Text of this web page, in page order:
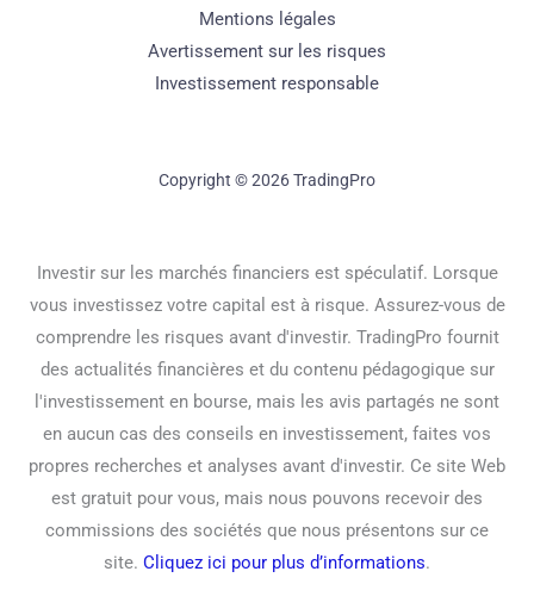
Mentions légales
Avertissement sur les risques
Investissement responsable
Copyright © 2026 TradingPro
Investir sur les marchés financiers est spéculatif. Lorsque
vous investissez votre capital est à risque. Assurez-vous de
comprendre les risques avant d'investir. TradingPro fournit
des actualités financières et du contenu pédagogique sur
l'investissement en bourse, mais les avis partagés ne sont
en aucun cas des conseils en investissement, faites vos
propres recherches et analyses avant d'investir. Ce site Web
est gratuit pour vous, mais nous pouvons recevoir des
commissions des sociétés que nous présentons sur ce
site. Cliquez ici pour plus d’informations.